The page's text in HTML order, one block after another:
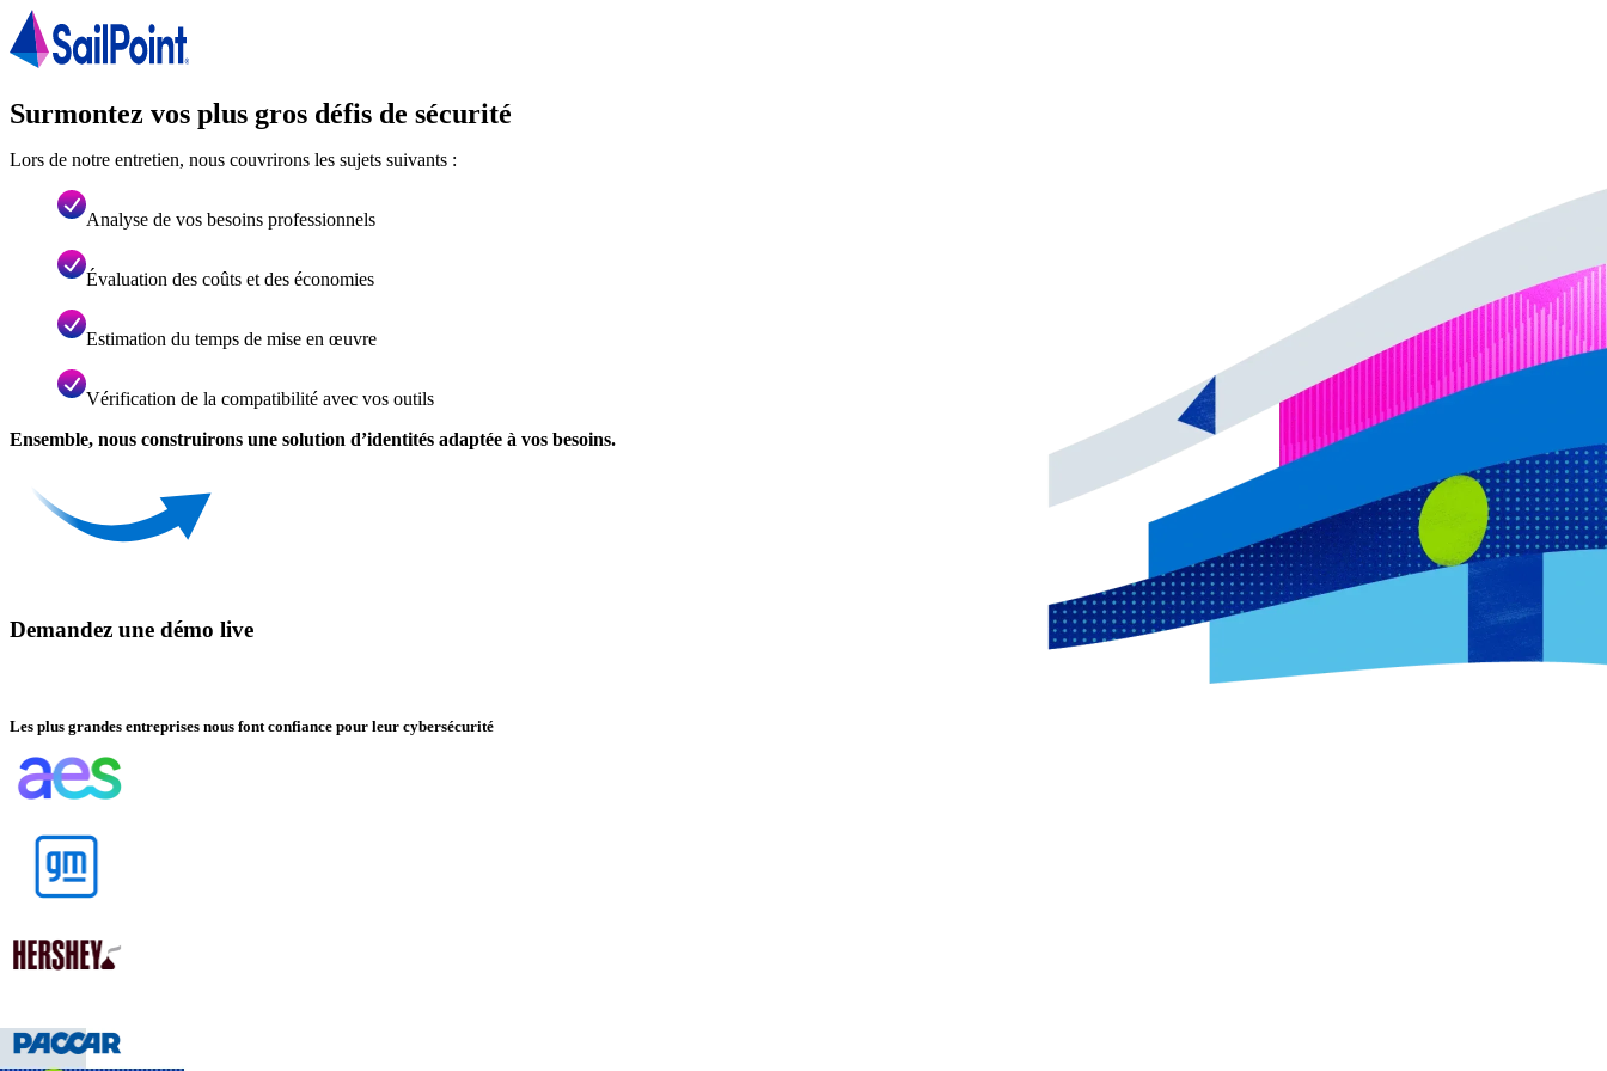
Surmontez vos plus gros défis de sécurité
Lors de notre entretien, nous couvrirons les sujets suivants :
Analyse de vos besoins professionnels
Évaluation des coûts et des économies
Estimation du temps de mise en œuvre
Vérification de la compatibilité avec vos outils
Ensemble, nous construirons une solution d’identités adaptée à vos besoins.
Demandez une démo live
Les plus grandes entreprises nous font confiance pour leur cybersécurité